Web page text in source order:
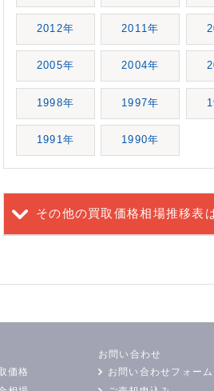
2012年 2011年
2005年 2004年
1998年 1997年
1991年 1990年
その他の買取価格相場推移表
価格
お問い合わせ
お問い合わせフォーム